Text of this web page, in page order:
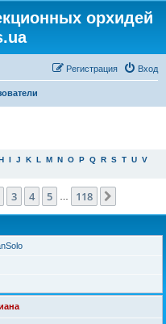
орхидей
Вход
Регистрация
I J K L M N O P Q R S T U V
из 118
3 4 5 118